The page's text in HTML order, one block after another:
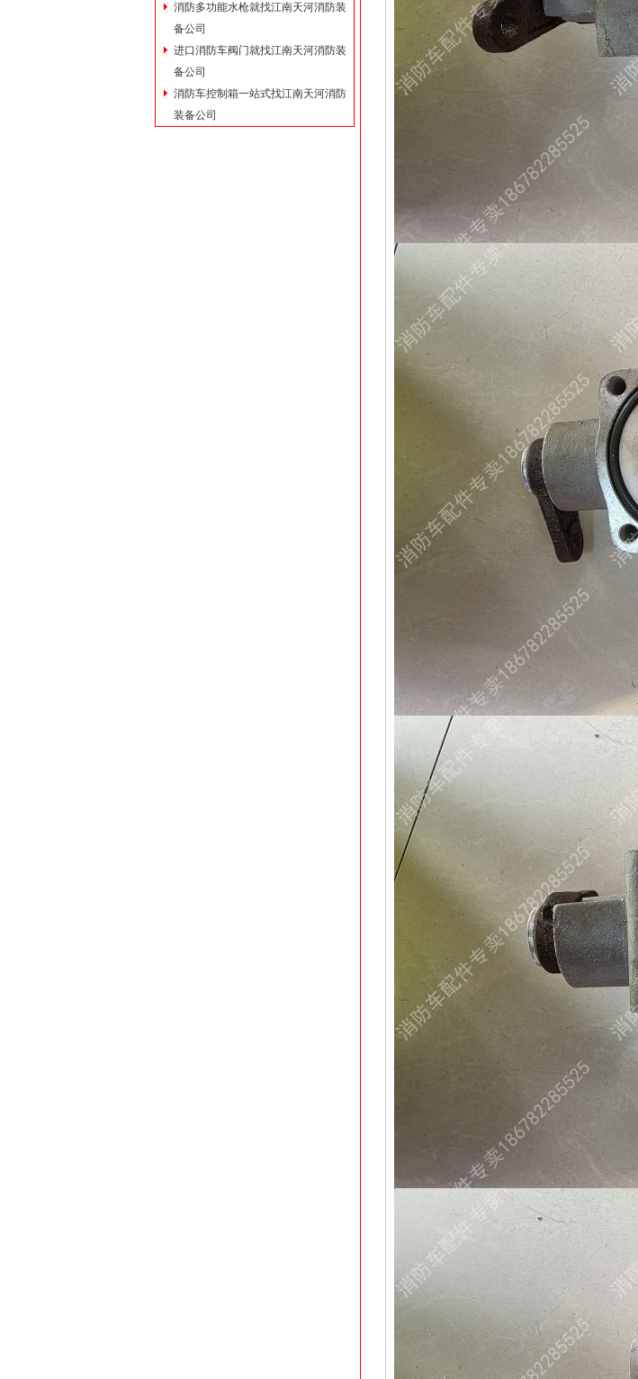
消防多功能水枪就找江南天河消防装
备公司
进口消防车阀门就找江南天河消防装
备公司
消防车控制箱一站式找江南天河消防
装备公司